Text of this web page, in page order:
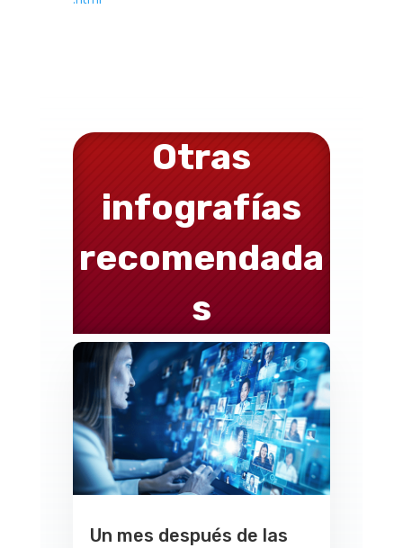
Otras
infografías
recomendada
s
Un mes después de las